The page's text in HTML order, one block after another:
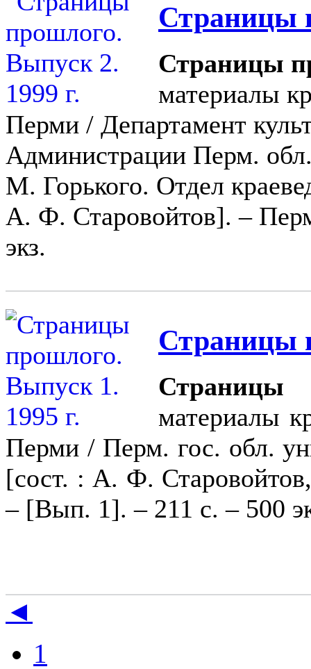
Страницы
Страницы
материалы
Перми / Департамент
Администрации Перм.
М. Горького. Отдел
А. Ф. Старовойтов]. –
экз.
Страницы
Страницы
материалы
Перми / Перм. гос. обл.
[сост. : А. Ф.
– [Вып. 1]. – 211 с. – 500
◄
1